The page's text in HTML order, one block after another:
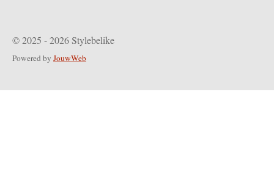
© 2025 - 2026 Stylebelike
Powered by JouwWeb